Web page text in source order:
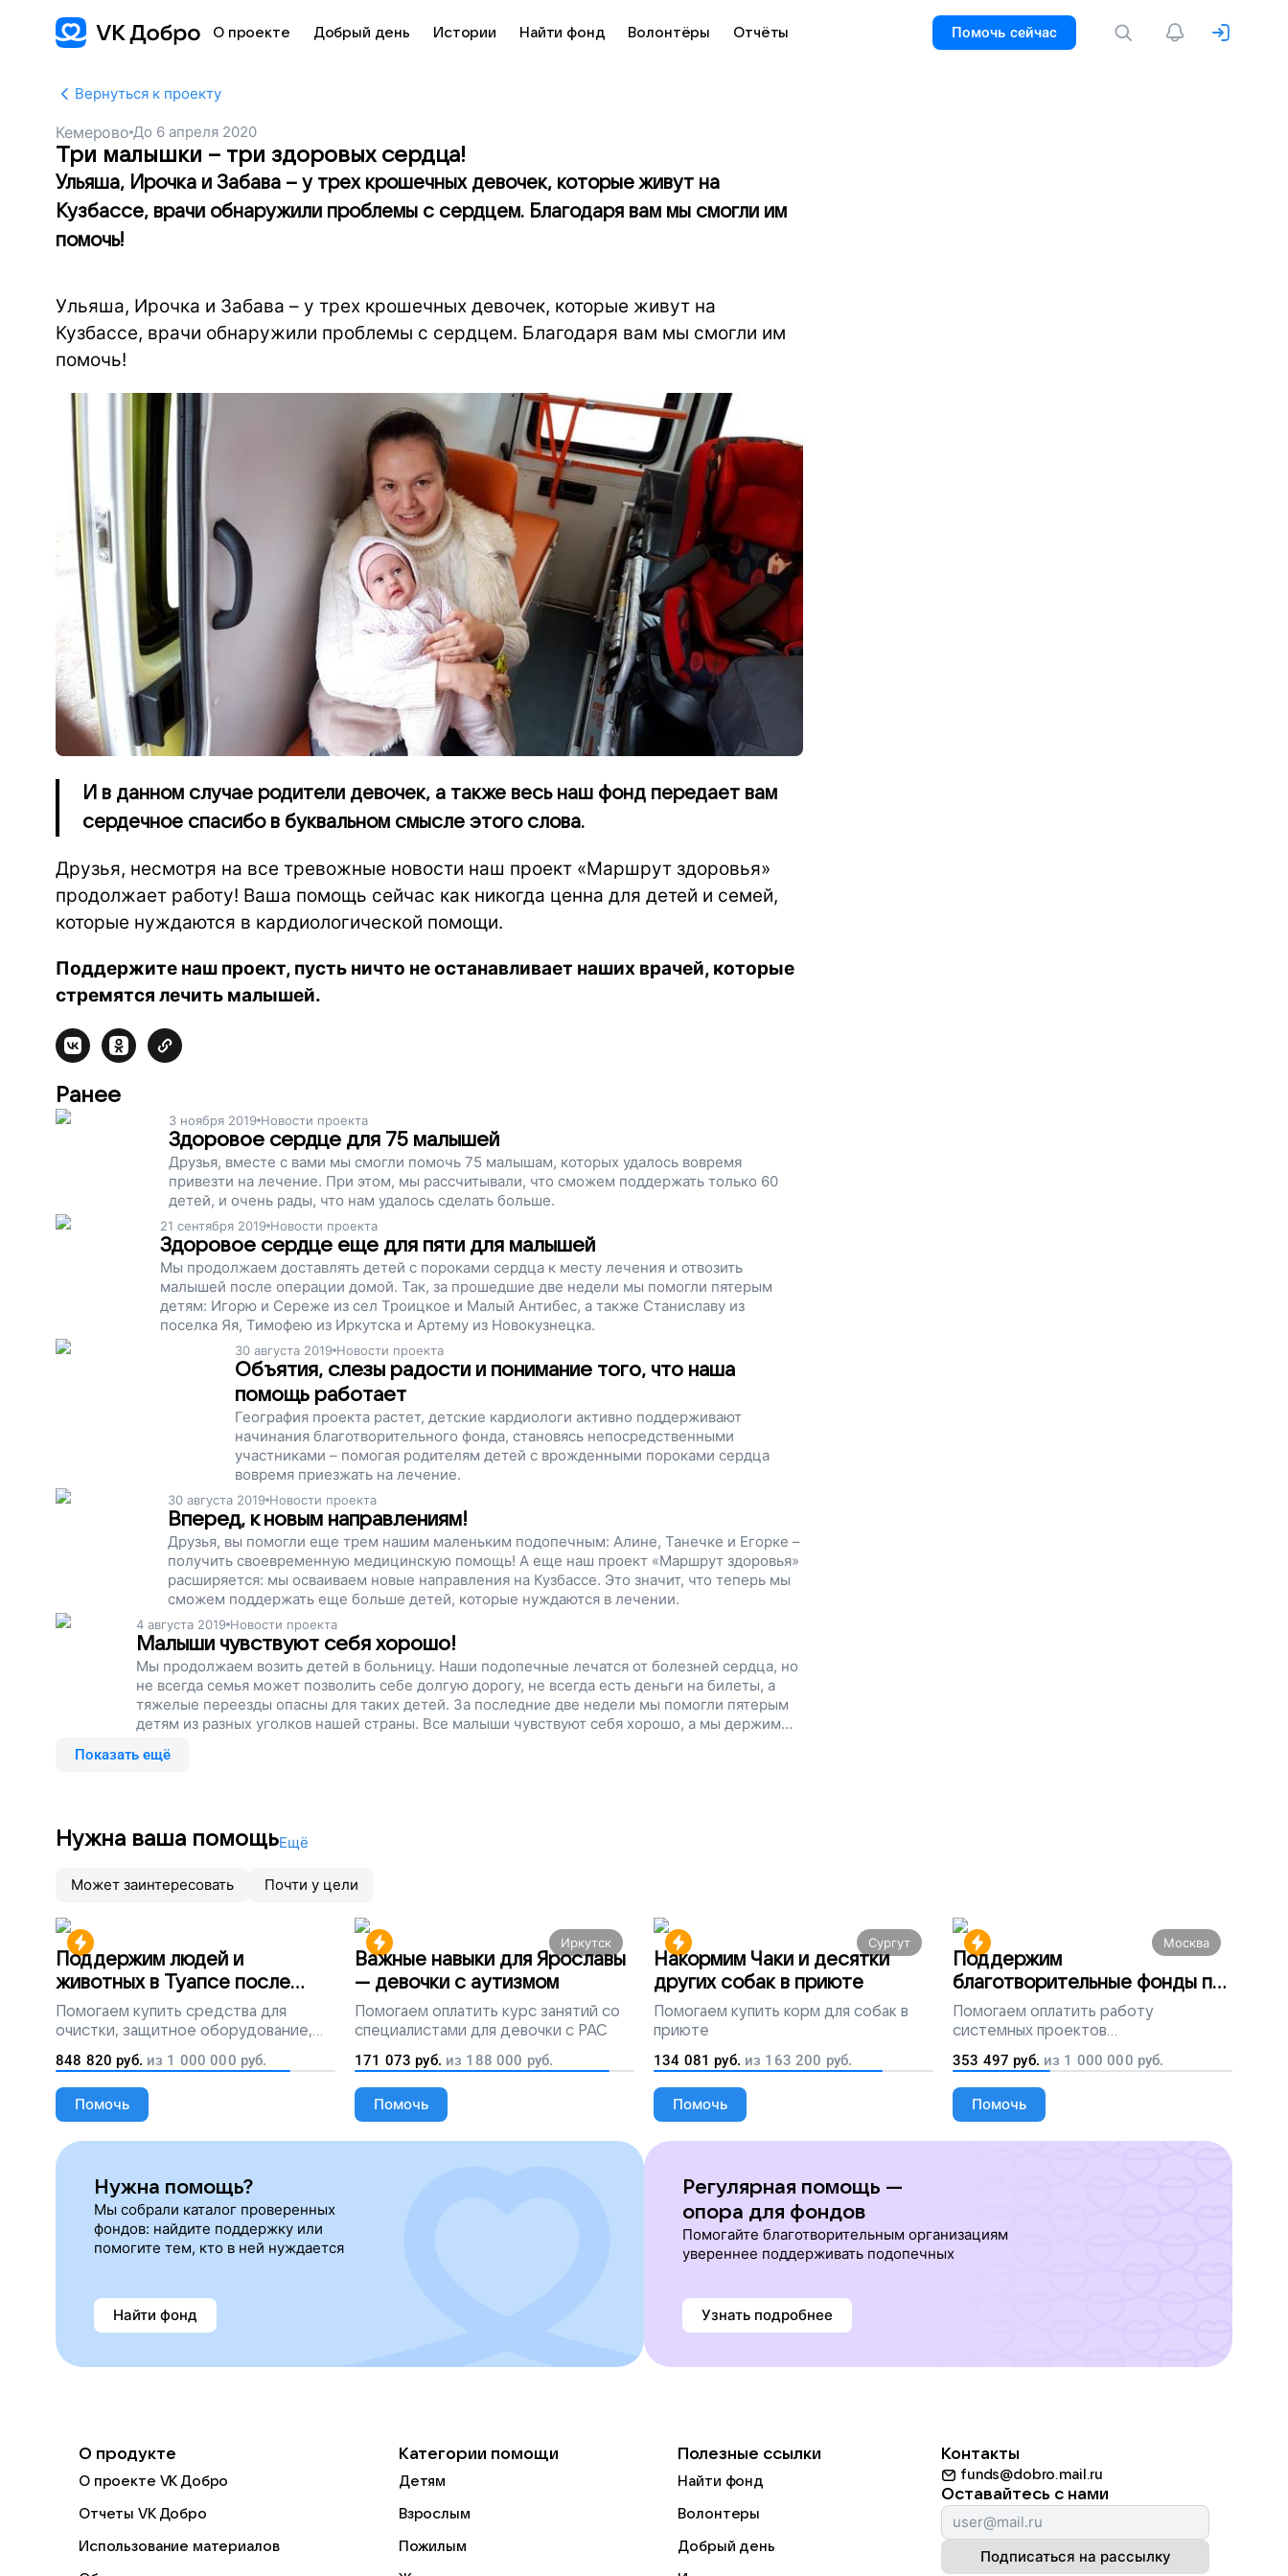
О проекте Добрый день Истории Найти фонд Волонтёры Отчёты Помочь сейчас
Вернуться к проекту
Кемерово До 6 апреля 2020
Три малышки – три здоровых сердца!
Ульяша, Ирочка и Забава – у трех крошечных девочек, которые живут на
Кузбассе, врачи обнаружили проблемы с сердцем. Благодаря вам мы смогли им
помочь!
Ульяша, Ирочка и Забава – у трех крошечных девочек, которые живут на
Кузбассе, врачи обнаружили проблемы с сердцем. Благодаря вам мы смогли им
помочь!
И в данном случае родители девочек, а также весь наш фонд передает вам
сердечное спасибо в буквальном смысле этого слова.
Друзья, несмотря на все тревожные новости наш проект «Маршрут здоровья»
продолжает работу! Ваша помощь сейчас как никогда ценна для детей и семей,
которые нуждаются в кардиологической помощи.
Поддержите наш проект, пусть ничто не останавливает наших врачей, которые
стремятся лечить малышей.
Ранее
3 ноября 2019 Новости проекта
Здоровое сердце для 75 малышей
Друзья, вместе с вами мы смогли помочь 75 малышам, которых удалось вовремя
привезти на лечение. При этом, мы рассчитывали, что сможем поддержать только 60
детей, и очень рады, что нам удалось сделать больше.
21 сентября 2019 Новости проекта
Здоровое сердце еще для пяти для малышей
Мы продолжаем доставлять детей с пороками сердца к месту лечения и отвозить
малышей после операции домой. Так, за прошедшие две недели мы помогли пятерым
детям: Игорю и Сереже из сел Троицкое и Малый Антибес, а также Станиславу из
поселка Яя, Тимофею из Иркутска и Артему из Новокузнецка.
30 августа 2019 Новости проекта
Объятия, слезы радости и понимание того, что наша
помощь работает
География проекта растет, детские кардиологи активно поддерживают
начинания благотворительного фонда, становясь непосредственными
участниками – помогая родителям детей с врожденными пороками сердца
вовремя приезжать на лечение.
30 августа 2019 Новости проекта
Вперед, к новым направлениям!
Друзья, вы помогли еще трем нашим маленьким подопечным: Алине, Танечке и Егорке –
получить своевременную медицинскую помощь! А еще наш проект «Маршрут здоровья»
расширяется: мы осваиваем новые направления на Кузбассе. Это значит, что теперь мы
сможем поддержать еще больше детей, которые нуждаются в лечении.
4 августа 2019 Новости проекта
Малыши чувствуют себя хорошо!
Мы продолжаем возить детей в больницу. Наши подопечные лечатся от болезней сердца, но
не всегда семья может позволить себе долгую дорогу, не всегда есть деньги на билеты, а
тяжелые переезды опасны для таких детей. За последние две недели мы помогли пятерым
детям из разных уголков нашей страны. Все малыши чувствуют себя хорошо, а мы держим
стороне!
Показать ещё
Нужна ваша помощьЕщё
Может заинтересовать Почти у цели
Поддержим людей и
животных в Туапсе после
разлива мазута
Помогаем купить средства для
очистки, защитное оборудование,
лекарства, корм и предметы первой
необходимости
848 820 руб. из 1 000 000 руб.
Помочь
Иркутск
Важные навыки для Ярославы
— девочки с аутизмом
Помогаем оплатить курс занятий со
специалистами для девочки с РАС
171 073 руб. из 188 000 руб.
Помочь
Сургут
Накормим Чаки и десятки
других собак в приюте
Помогаем купить корм для собак в
приюте
134 081 руб. из 163 200 руб.
Помочь
Москва
Поддержим
благотворительные фонды по
всей России
Помогаем оплатить работу
системных проектов
благотворительных организаций
353 497 руб. из 1 000 000 руб.
Помочь
Нужна помощь?
Мы собрали каталог проверенных
фондов: найдите поддержку или
помогите тем, кто в ней нуждается
Найти фонд
Регулярная помощь —
опора для фондов
Помогайте благотворительным организациям
увереннее поддерживать подопечных
Узнать подробнее
О продукте
О проекте VK Добро
Отчеты VK Добро
Использование материалов
Категории помощи
Детям
Взрослым
Пожилым
Полезные ссылки
Найти фонд
Волонтеры
Добрый день
Контакты
funds@dobro.mail.ru
Оставайтесь с нами
Подписаться на рассылку